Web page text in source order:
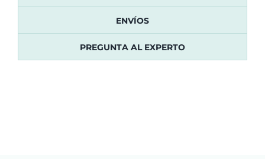
ENVÍOS
PREGUNTA AL EXPERTO